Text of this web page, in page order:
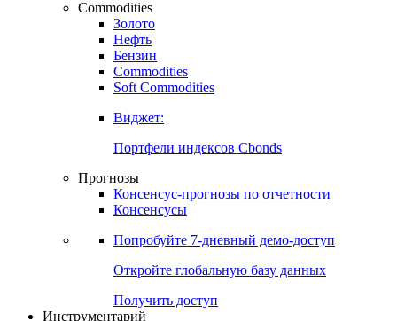
Commodities
Золото
Нефть
Бензин
Commodities
Soft Commodities
Виджет:
Портфели индексов Cbonds
Прогнозы
Консенсус-прогнозы по отчетности
Консенсусы
Попробуйте 7-дневный демо-доступ
Откройте глобальную базу данных
Получить доступ
Инструментарий